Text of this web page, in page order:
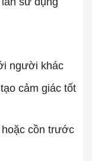
người khác
cảm giác tốt
cồn trước